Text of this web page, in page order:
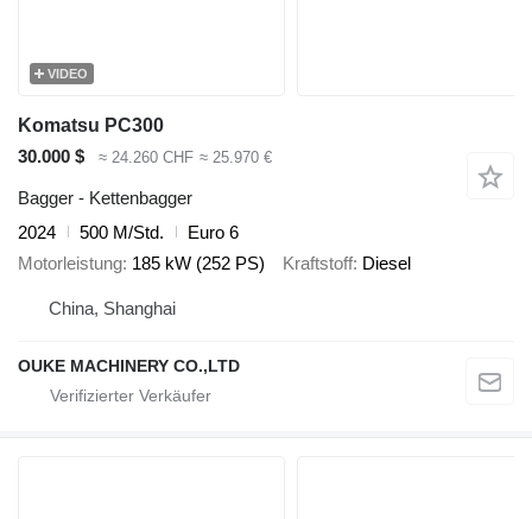
VIDEO
Komatsu PC300
30.000 $
≈ 24.260 CHF ≈ 25.970 €
Bagger - Kettenbagger
2024
500 M/Std.
Euro 6
Motorleistung 185 kW (252 PS) Kraftstoff Diesel
China, Shanghai
OUKE MACHINERY CO.,LTD